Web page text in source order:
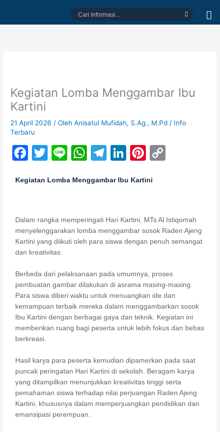
konten
Cari
Informasi...
Kegiatan Lomba Menggambar Ibu
Kartini
21 April 2026 / OlehAnisatul Mufidah, S.Ag., M.Pd / Info
Terbaru
F
c
b
o
o
T
itt
Li
e
W
at
A
p
p
T
e
a
m
Li
k
dI
n
Pi
er
st Li
n
k
Kegiatan Lomba Menggambar Ibu Kartini
Dalam rangka memperingati Hari Kartini , MTs Al Istiqomah
menyelenggarakan lomba menggambar sosok Raden Ajeng
Kartini yang diikuti oleh para siswa dengan penuh semangat
dan kreativitas.
Berbeda dari pelaksanaan pada umumnya, proses
pembuatan gambar dilakukan di asrama masing-masing.
Para siswa diberi waktu untuk menuangkan ide dan
kemampuan terbaik mereka dalam menggambarkan sosok
Ibu Kartini dengan berbagai gaya dan teknik. Kegiatan ini
memberikan ruang bagi peserta untuk lebih fokus dan bebas
berkreasi.
Hasil karya para peserta kemudian dipamerkan pada saat
puncak peringatan Hari Kartini di sekolah. Beragam karya
yang ditampilkan menunjukkan kreativitas tinggi serta
pemahaman siswa terhadap nilai perjuangan Raden Ajeng
Kartini , khususnya dalam memperjuangkan pendidikan dan
emansipasi perempuan.